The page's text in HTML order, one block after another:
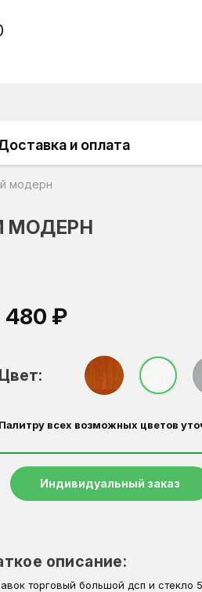
и оплата
модерн
МОДЕРН
480 ₽
Цвет:
Палитру всех возможных цветов
Индивидуальный заказ
описание:
торговый большой дсп и стекло